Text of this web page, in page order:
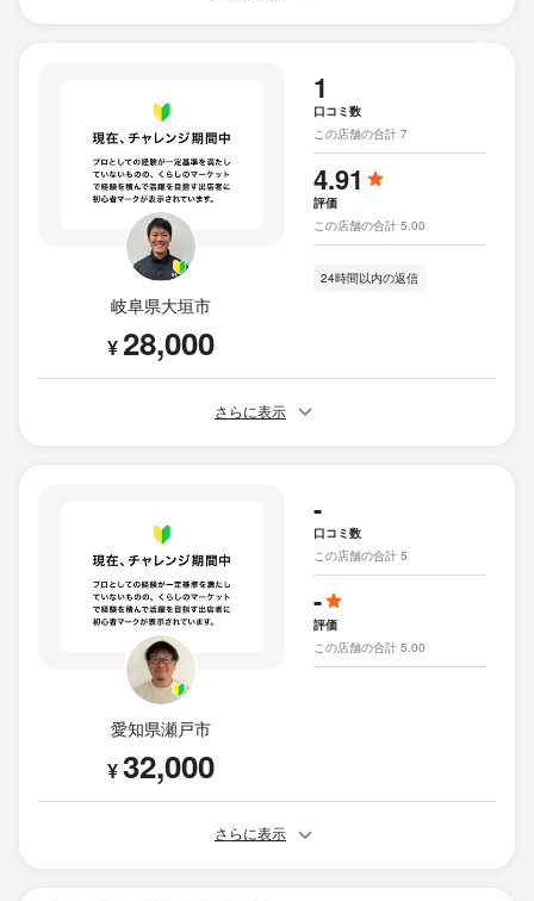
岐阜県大垣市
¥28,000
1
口コミ数
この店舗の合計 7
4.91
評価
この店舗の合計 5.00
24時間以内の返信
さらに表示
愛知県瀬戸市
¥32,000
-
口コミ数
この店舗の合計 5
-
評価
この店舗の合計 5.00
さらに表示